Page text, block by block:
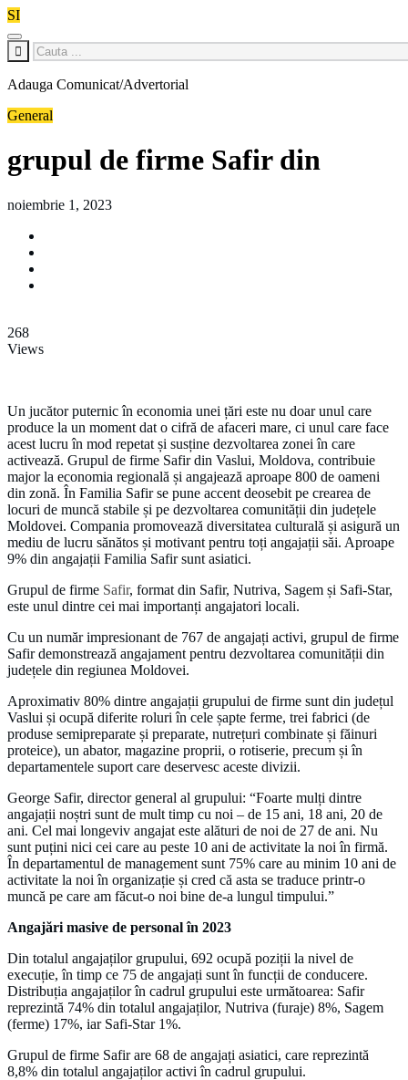
SI
Adauga Comunicat/Advertorial
General
grupul de firme Safir din
noiembrie 1, 2023
268
Views
Un jucător puternic în economia unei țări este nu doar unul care
produce la un moment dat o cifră de afaceri mare, ci unul care face
acest lucru în mod repetat și susține dezvoltarea zonei în care
activează. Grupul de firme Safir din Vaslui, Moldova, contribuie
major la economia regională și angajează aproape 800 de oameni
din zonă. În Familia Safir se pune accent deosebit pe crearea de
locuri de muncă stabile și pe dezvoltarea comunității din județele
Moldovei. Compania promovează diversitatea culturală și asigură un
mediu de lucru sănătos și motivant pentru toți angajații săi. Aproape
9% din angajații Familia Safir sunt asiatici.
Grupul de firme Safir, format din Safir, Nutriva, Sagem și Safi-Star,
este unul dintre cei mai importanți angajatori locali.
Cu un număr impresionant de 767 de angajați activi, grupul de firme
Safir demonstrează angajament pentru dezvoltarea comunității din
județele din regiunea Moldovei.
Aproximativ 80% dintre angajații grupului de firme sunt din județul
Vaslui și ocupă diferite roluri în cele șapte ferme, trei fabrici (de
produse semipreparate și preparate, nutrețuri combinate și făinuri
proteice), un abator, magazine proprii, o rotiserie, precum și în
departamentele suport care deservesc aceste divizii.
George Safir, director general al grupului: “Foarte mulți dintre
angajații noștri sunt de mult timp cu noi – de 15 ani, 18 ani, 20 de
ani. Cel mai longeviv angajat este alături de noi de 27 de ani. Nu
sunt puțini nici cei care au peste 10 ani de activitate la noi în firmă.
În departamentul de management sunt 75% care au minim 10 ani de
activitate la noi în organizație și cred că asta se traduce printr-o
muncă pe care am făcut-o noi bine de-a lungul timpului.”
Angajări masive de personal în 2023
Din totalul angajaților grupului, 692 ocupă poziții la nivel de
execuție, în timp ce 75 de angajați sunt în funcții de conducere.
Distribuția angajaților în cadrul grupului este următoarea: Safir
reprezintă 74% din totalul angajaților, Nutriva (furaje) 8%, Sagem
(ferme) 17%, iar Safi-Star 1%.
Grupul de firme Safir are 68 de angajați asiatici, care reprezintă
8,8% din totalul angajaților activi în cadrul grupului.